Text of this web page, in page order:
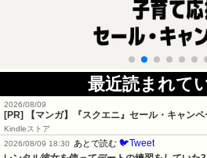
最近読まれて
2026/08/09
[PR] 【マンガ】『スクエニ』セール・キャン
Kindleストア
2026/08/09 18:30
あとで読む 🐦Tweet